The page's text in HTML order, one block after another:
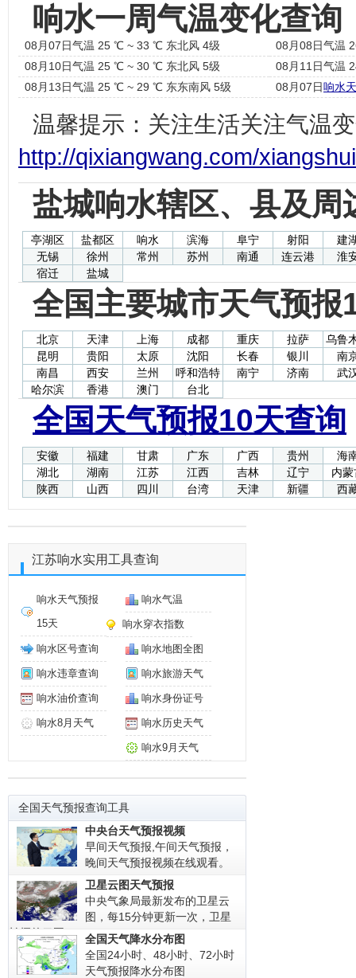
响水一周气温变化查询
08月07日气温 25 ℃ ~ 33 ℃ 东北风 4级
08月08日气温
08月10日气温 25 ℃ ~ 30 ℃ 东北风 5级
08月11日气温
08月13日气温 25 ℃ ~ 29 ℃ 东东南风 5级
08月07日响水
温馨提示：关注生活关注气温
http://qixiangwang.com/
盐城响水辖区、县及周
亭湖区 盐都区 响水 滨海 阜宁 射阳
建
无锡
徐州 常州 苏州 南通 连云港
淮
宿迁
盐城
全国主要城市天气预报
北京 天津 上海 成都 重庆 拉萨
乌鲁
昆明
贵阳 太原 沈阳 长春 银川
南
南昌
西安 兰州 呼和浩特 南宁 济南
武
哈尔滨
香港 澳门 台北
全国天气预报10天查询
安徽 福建 甘肃 广东 广西 贵州
海
湖北
湖南 江苏 江西 吉林 辽宁
内蒙
陕西
山西 四川 台湾 天津 新疆 西
江苏响水实用工具查询
响水天气预报
15天
响水气温
响水穿衣指数
响水地图全图
响水区号查询
响水旅游天气
响水违章查询
响水身份证号
响水油价查询
响水历史天气
响水8月天气
响水9月天气
全国天气预报查询工具
中央台天气预报视频
早间天气预报,午间天气预报，
晚间天气预报视频在线观看。
卫星云图天气预报
中央气象局最新发布的卫星云
图，每15分钟更新一次，卫星
拍摄的云图!
全国天气降水分布图
全国24小时、48小时、72小时
天气预报降水分布图